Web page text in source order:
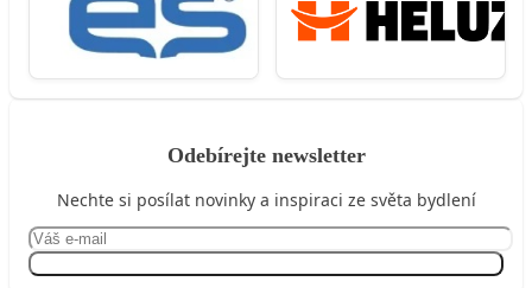
Odebírejte newsletter
Nechte si posílat novinky a inspiraci ze světa bydlení